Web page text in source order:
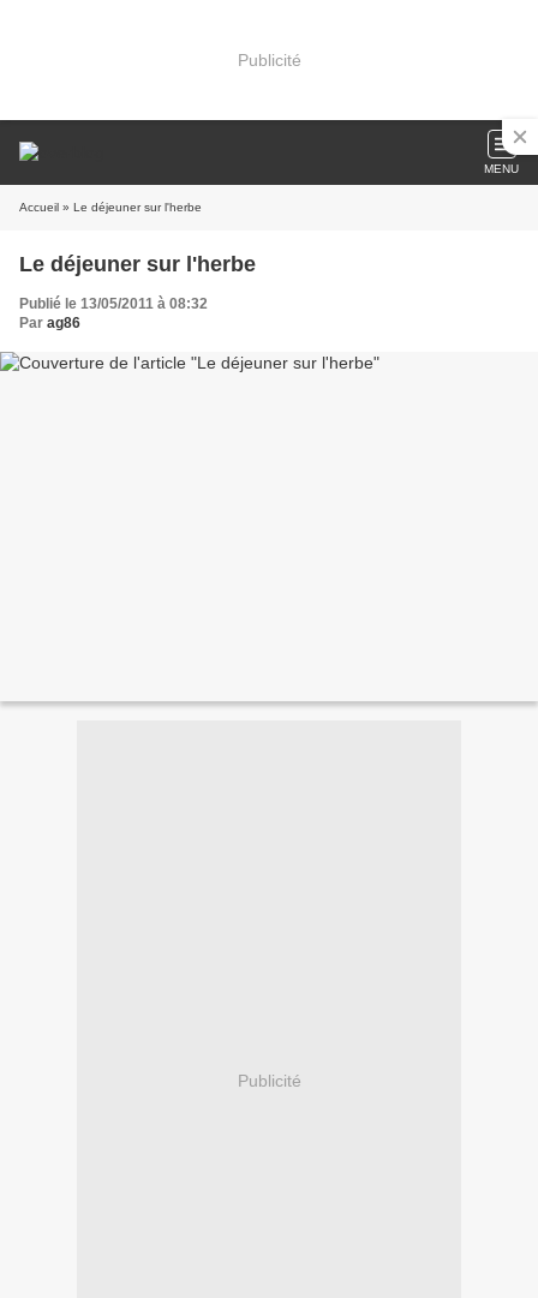
Publicité
MENU
Accueil » Le déjeuner sur l'herbe
Le déjeuner sur l'herbe
Publié le 13/05/2011 à 08:32
Par ag86
Publicité